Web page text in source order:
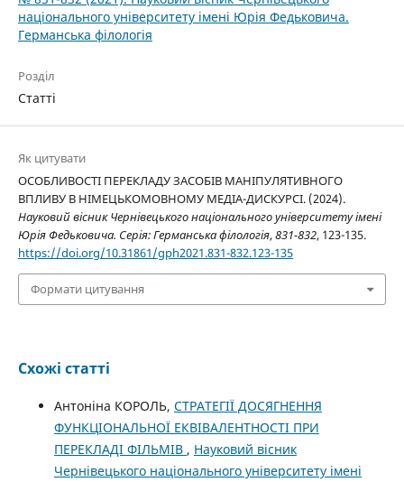
національного університету імені Юрія Федьковича.
Германська філологія
Розділ
Статті
Як цитувати
ОСОБЛИВОСТІ ПЕРЕКЛАДУ ЗАСОБІВ МАНІПУЛЯТИВНОГО
ВПЛИВУ В НІМЕЦЬКОМОВНОМУ МЕДІА-ДИСКУРСІ. (2024).
Науковий вісник Чернівецького національного університету імені
Юрія Федьковича. Серія: Германська філологія,831-832, 123-135.
https://doi.org/10.31861/gph2021.831-832.123-135
Формати цитування
Схожі статті
Антоніна КОРОЛЬ, СТРАТЕГІЇ ДОСЯГНЕННЯ
ФУНКЦІОНАЛЬНОЇ ЕКВІВАЛЕНТНОСТІ ПРИ
ПЕРЕКЛАДІ ФІЛЬМІВ , Науковий вісник
Чернівецького національного університету імені